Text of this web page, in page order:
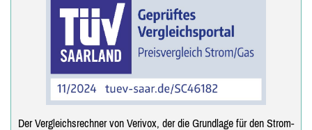
Der Vergleichsrechner von Verivox, der die Grundlage für den Strom-